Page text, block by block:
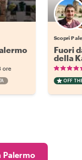
ore
Scopri
Fuori
della
OFF
Palermo